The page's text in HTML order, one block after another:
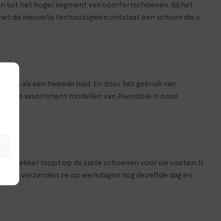
tot het hoger segment van comfortschoenen. Bij het
de nieuwste technologieën ontstaat een schoen die u
als een tweede huid. En door het gebruik van
ruim assortiment modellen van Xsensible in onze
je lekker loopt op de juiste schoenen voor uw voeten. Is
Wij verzenden ze op werkdagen nog dezelfde dag en